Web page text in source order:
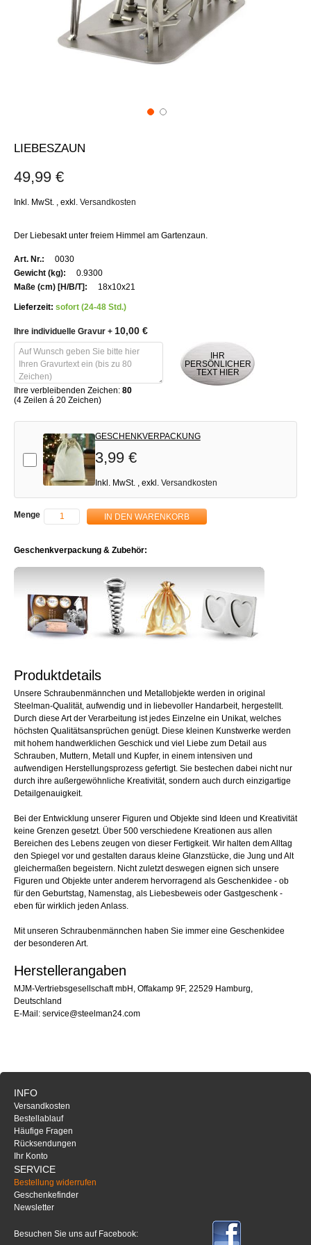
LIEBESZAUN
49,99 €
Inkl. MwSt. exkl. Versandkosten
Der Liebesakt unter freiem Himmel am Gartenzaun.
Weitere
Informationen
0030
0.9300
18x10x21
Lieferzeit: sofort (24-48 Std.)
Ihre individuelle Gravur + 10,00 €
IHR
PERSÖNLICHER
TEXT HIER
Ihre verbleibenden Zeichen: 80
(4 Zeilen á 20 Zeichen)
Add-on
GESCHENKVERPACKUNG
3,99 €
Inkl. MwSt. , exkl. Versandkosten
Menge IN DEN WARENKORB
Geschenkverpackung & Zubehör:
Produktdetails
Unsere Schraubenmännchen und Metallobjekte werden in original
Steelman-Qualität, aufwendig und in liebevoller Handarbeit, hergestellt.
Durch diese Art der Verarbeitung ist jedes Einzelne ein Unikat, welches
höchsten Qualitätsansprüchen genügt. Diese kleinen Kunstwerke werden
mit hohem handwerklichen Geschick und viel Liebe zum Detail aus
Schrauben, Muttern, Metall und Kupfer, in einem intensiven und
aufwendigen Herstellungsprozess gefertigt. Sie bestechen dabei nicht nur
durch ihre außergewöhnliche Kreativität, sondern auch durch einzigartige
Detailgenauigkeit.
Bei der Entwicklung unserer Figuren und Objekte sind Ideen und Kreativität
keine Grenzen gesetzt. Über 500 verschiedene Kreationen aus allen
Bereichen des Lebens zeugen von dieser Fertigkeit. Wir halten dem Alltag
den Spiegel vor und gestalten daraus kleine Glanzstücke, die Jung und Alt
gleichermaßen begeistern. Nicht zuletzt deswegen eignen sich unsere
Figuren und Objekte unter anderem hervorragend als Geschenkidee - ob
für den Geburtstag, Namenstag, als Liebesbeweis oder Gastgeschenk -
eben für wirklich jeden Anlass.
Mit unseren Schraubenmännchen haben Sie immer eine Geschenkidee
der besonderen Art.
Herstellerangaben
MJM-Vertriebsgesellschaft mbH, Offakamp 9F, 22529 Hamburg,
Deutschland
E-Mail: service@steelman24.com
INFO
Versandkosten
Bestellablauf
Häufige Fragen
Rücksendungen
Ihr Konto
SERVICE
Bestellung widerrufen
Geschenkefinder
Newsletter
Besuchen Sie uns auf Facebook: